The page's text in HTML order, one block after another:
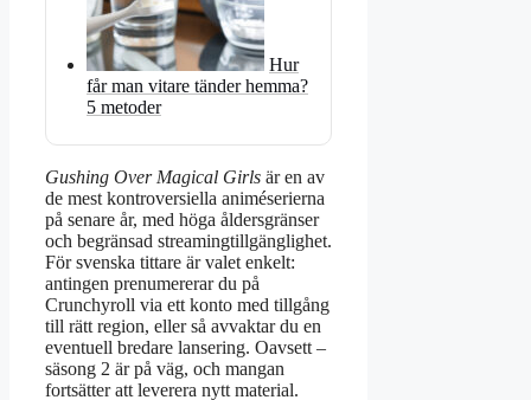
Hur
får man vitare tänder hemma?
5 metoder
Gushing Over Magical Girls är en av
de mest kontroversiella animéserierna
på senare år, med höga åldersgränser
och begränsad streamingtillgänglighet.
För svenska tittare är valet enkelt:
antingen prenumererar du på
Crunchyroll via ett konto med tillgång
till rätt region, eller så avvaktar du en
eventuell bredare lansering. Oavsett –
säsong 2 är på väg, och mangan
fortsätter att leverera nytt material.